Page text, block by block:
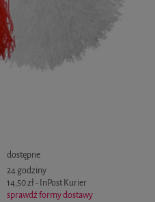
dostępne
24 godziny
14,50 zł- InPost Kurier
sprawdź formy dostawy